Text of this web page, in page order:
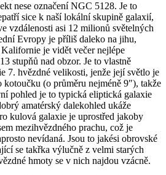
nese označení NGC 5128. Je to
sice k naší lokální skupině galaxií,
vzdálenosti asi 12 milionů světelných
Evropy je příliš daleko na jihu,
je vidět večer nejlépe
stupňů nad obzor. Je to vlastně
7. hvězdné velikosti, jenže její světlo je
kotoučku (o průměru nejméně 9″), takže
pohled je to typická eliptická galaxie
amatérský dalekohled ukáže
kulová galaxie je uprostřed jakoby
mezihvězdného prachu, což je
nevídaná. Jsou to jakési obrovské
se takřka výlučně z velmi starých
hmoty se v nich najdou vzácně.